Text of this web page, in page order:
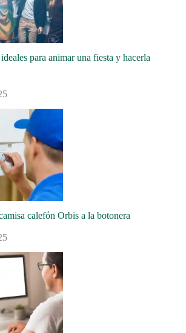
para animar una fiesta y hacerla
calefón Orbis a la botonera